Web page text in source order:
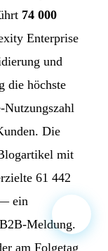
74 000
Enterprise
und
die höchste
Die
mit
61 442
ein
Meldung.
am Folgetag